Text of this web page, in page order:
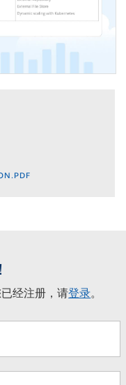
经注册，请登录。